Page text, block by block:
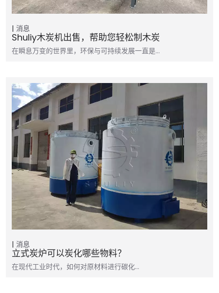
消息
Shuliy木炭机出售，帮助您轻松制木炭
在瞬息万变的世界里，环保与可持续发展一直是...
消息
立式炭炉可以炭化哪些物料？
在现代工业时代，如何对原材料进行碳化…